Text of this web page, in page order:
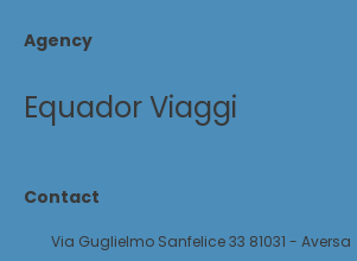
Agency
Equador Viaggi
Contact
Via Guglielmo Sanfelice 33 81031 - Aversa